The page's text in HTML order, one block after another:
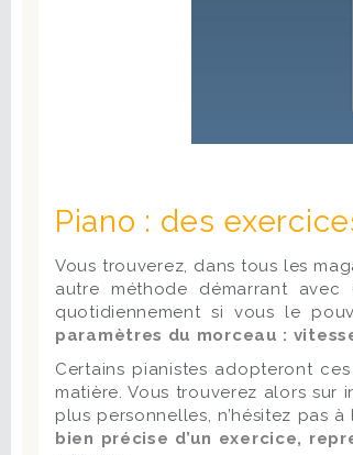
Piano : des
Vous trouverez, dans tous les
autre méthode démarrant
quotidiennement si vous le
paramètres du morceau :
Certains pianistes adopteront
matière. Vous trouverez alors
plus personnelles, n’hésitez pas
bien précise d’un exercice,